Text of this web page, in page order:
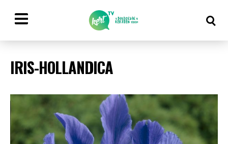
IRIS-HOLLANDICA